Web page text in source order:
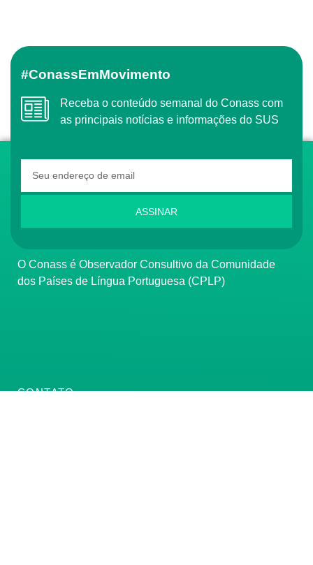
#ConassEmMovimento
Receba o conteúdo semanal do Conass com
as principais notícias e informações do SUS
ASSINAR
O Conass é Observador Consultivo da Comunidade
dos Países de Língua Portuguesa (CPLP)
CONTATO